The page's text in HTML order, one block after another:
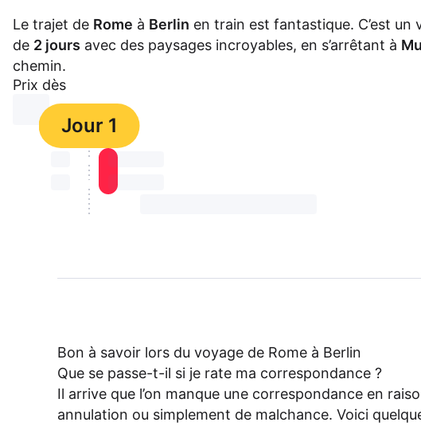
Le trajet de Rome à Berlin en train est fantastique. C’est un
de 2 jours avec des paysages incroyables, en s’arrêtant à
chemin.
Prix dès
⏳⏳
Jour 1
⏳⏳ ⏳ ⏳⏳
⏳⏳ ⏳ ⏳⏳
Bon à savoir lors du voyage de Rome à Berlin
Que se passe-t-il si je rate ma correspondance ?
Il arrive que l’on manque une correspondance en
annulation ou simplement de malchance. Voici